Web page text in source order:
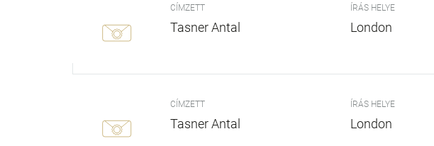
CÍMZETT
Tasner Antal
ÍRÁS HELYE
London
CÍMZETT
Tasner Antal
ÍRÁS HELYE
London